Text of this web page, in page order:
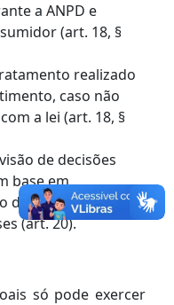
a ANPD e
(art. 18, §
realizado
caso não
a lei (art. 18, §
de decisões
base em
dados pessoais
(art. 20).
só pode exercer